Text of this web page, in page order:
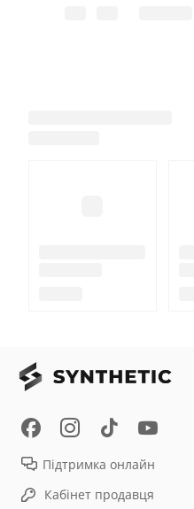
Підтримка онлайн
Кабінет продавця